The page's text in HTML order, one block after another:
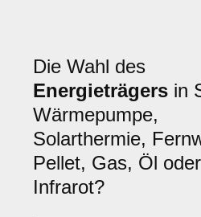
Die Wahl des
Energieträgers in
Wärmepumpe,
Solarthermie,
Pellet, Gas, Öl oder
Infrarot?